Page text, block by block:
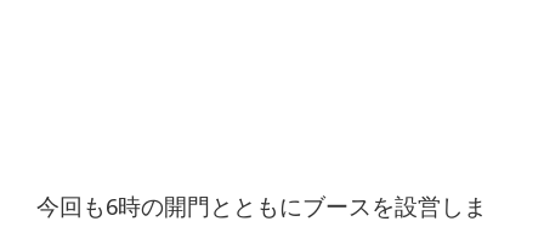
今回も6時の開門とともにブースを設営しま